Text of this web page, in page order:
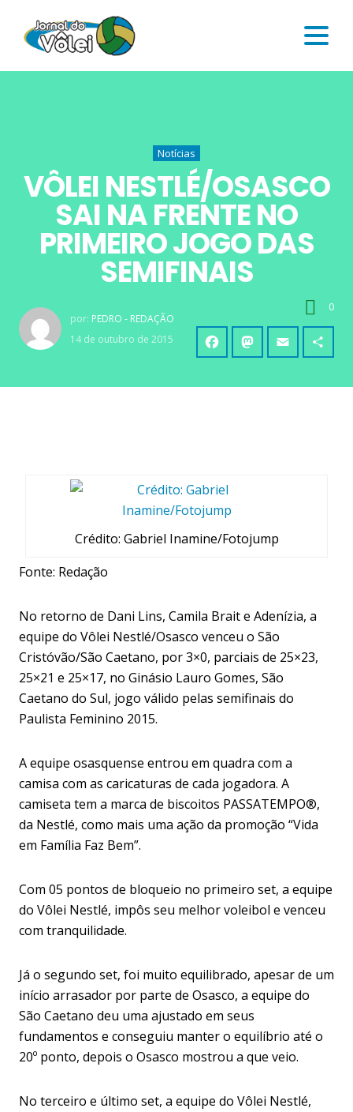
Notícias
VÔLEI NESTLÉ/OSASCO
SAI NA FRENTE NO
PRIMEIRO JOGO DAS
SEMIFINAIS
por: PEDRO - REDAÇÃO
14 de outubro de 2015
0
Crédito: Gabriel Inamine/Fotojump
Fonte: Redação
No retorno de Dani Lins, Camila Brait e Adenízia, a
equipe do Vôlei Nestlé/Osasco venceu o São
Cristóvão/São Caetano, por 3×0, parciais de 25×23,
25×21 e 25×17, no Ginásio Lauro Gomes, São
Caetano do Sul, jogo válido pelas semifinais do
Paulista Feminino 2015.
A equipe osasquense entrou em quadra com a
camisa com as caricaturas de cada jogadora. A
camiseta tem a marca de biscoitos PASSATEMPO®,
da Nestlé, como mais uma ação da promoção “Vida
em Família Faz Bem”.
Com 05 pontos de bloqueio no primeiro set, a equipe
do Vôlei Nestlé, impôs seu melhor voleibol e venceu
com tranquilidade.
Já o segundo set, foi muito equilibrado, apesar de um
início arrasador por parte de Osasco, a equipe do
São Caetano deu uma ajustado em seus
fundamentos e conseguiu manter o equilíbrio até o
20º ponto, depois o Osasco mostrou a que veio.
No terceiro e último set, a equipe do Vôlei Nestlé,